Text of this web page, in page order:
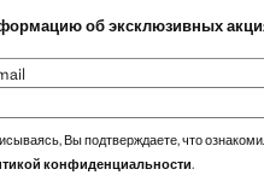
об эксклюзивных
Вы подтверждаете, что
конфиденциальности.